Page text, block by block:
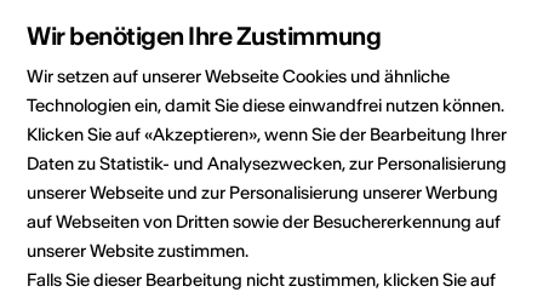
Zugänglichkeit
Veranstalter
Ferme-Asile
Allée de la Ferme-Asile 1
1950 Sion
Telefon 027/203.21.11
Reservationen 027/203.21.11
E-Mail
Webseite
Wir benötigen Ihre Zustimmung
Wir setzen auf unserer Webseite Cookies und ähnliche
Technologien ein, damit Sie diese einwandfrei nutzen können.
Klicken Sie auf «Akzeptieren», wenn Sie der Bearbeitung Ihrer
Daten zu Statistik- und Analysezwecken, zur Personalisierung
unserer Webseite und zur Personalisierung unserer Werbung
auf Webseiten von Dritten sowie der Besuchererkennung auf
unserer Website zustimmen.
Falls Sie dieser Bearbeitung nicht zustimmen, klicken Sie auf